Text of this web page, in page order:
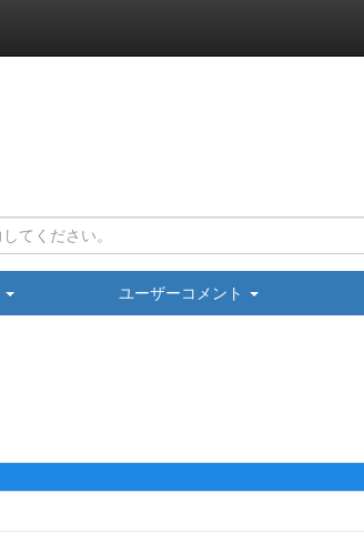
ユーザーコメント